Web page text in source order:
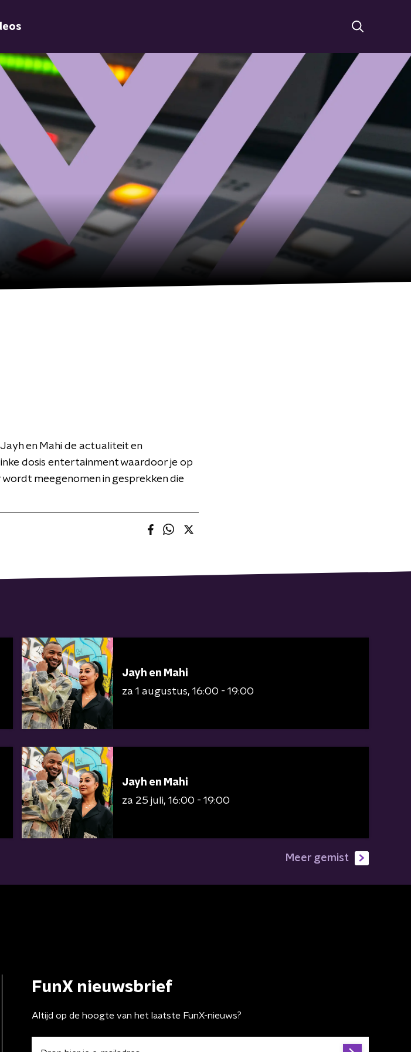
en Mahi de actualiteit en
dosis entertainment waardoor je op
meegenomen in gesprekken die
Jayh en Mahi
za 1 augustus 16:00 - 19:00
Jayh en Mahi
za 25 juli 16:00 - 19:00
Meer gemist
FunX nieuwsbrief
Altijd op de hoogte van het laatste FunX-nieuws?